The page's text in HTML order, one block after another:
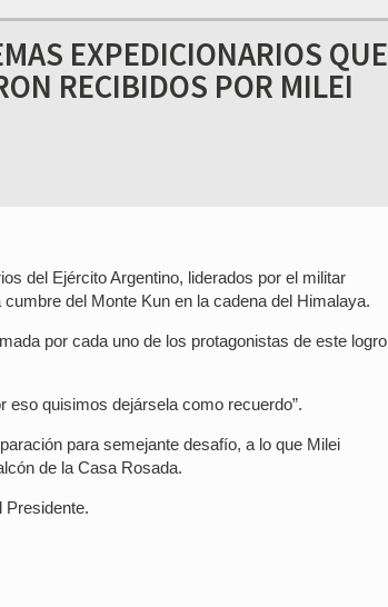
EXPEDICIONARIOS QUE
RECIBIDOS POR MILEI
del Ejército Argentino, liderados por el militar
del Monte Kun en la cadena del Himalaya.
por cada uno de los protagonistas de este logro
eso quisimos dejársela como recuerdo”.
para semejante desafío, a lo que Milei
de la Casa Rosada.
Presidente.